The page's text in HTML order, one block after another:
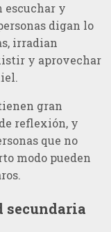
escuchar y
digan lo
irradian
y aprovechar
gran
reflexión, y
que no
modo pueden
secundaria